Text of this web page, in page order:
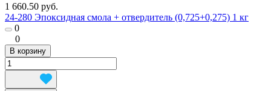
1 660.50 руб.
24-280 Эпоксидная смола + отвердитель (0,725+0,275) 1 кг
0
0
В корзину